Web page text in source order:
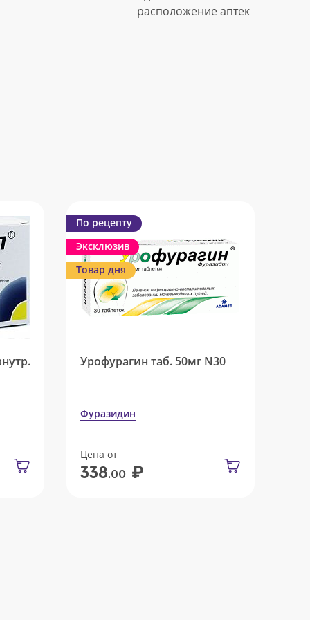
расположение аптек
По рецепту
Эксклюзив
Товар дня
Урофурагин таб. 50мг N30
Фуразидин
Цена от
338.00 ₽